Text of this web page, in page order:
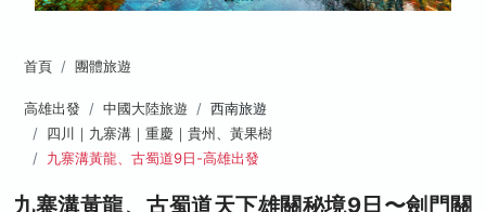
首頁 團體旅遊
高雄出發 中國大陸旅遊
西南旅遊
四川｜九寨溝｜重慶｜貴州、黃果樹
九寨溝黃龍、古蜀道9日-高雄出發
九寨溝黃龍、古蜀道天下雄關秘境9日〜劍門關